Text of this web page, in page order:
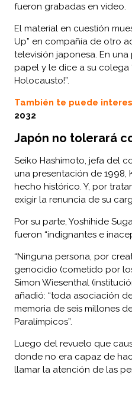
fueron grabadas en video.
El material en cuestión
Up” en compañía de otro
televisión japonesa. En
papel y le dice a su colega
Holocausto!”.
También te puede
2032
Japón no tolerará
Seiko Hashimoto, jefa del
una presentación de 1998,
hecho histórico. Y, por
exigir la renuncia de su
Por su parte, Yoshihide
fueron “indignantes e
“Ninguna persona, por
genocidio (cometido por
Simon Wiesenthal
añadió: “toda asociación
memoria de seis millones
Paralímpicos”.
Luego del revuelo que
donde no era capaz de
llamar la atención de las